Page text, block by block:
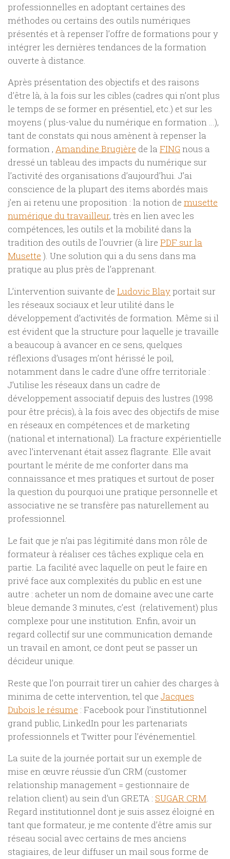
professionnelles en adoptant certaines des
méthodes ou certains des outils numériques
présentés et à repenser l’offre de formations pour y
intégrer les dernières tendances de la formation
ouverte à distance.
Après présentation des objectifs et des raisons
d’être là, à la fois sur les cibles (cadres qui n’ont plus
le temps de se former en présentiel, etc.) et sur les
moyens ( plus-value du numérique en formation …),
tant de constats qui nous amènent à repenser la
formation , Amandine Brugière de la FING nous a
dressé un tableau des impacts du numérique sur
l’activité des organisations d’aujourd’hui. J’ai
conscience de la plupart des items abordés mais
j’en ai retenu une proposition : la notion de musette
numérique du travailleur, très en lien avec les
compétences, les outils et la mobilité dans la
tradition des outils de l’ouvrier (à lire PDF sur la
Musette ). Une solution qui a du sens dans ma
pratique au plus près de l’apprenant.
L’intervention suivante de Ludovic Blayportait sur
les réseaux sociaux et leur utilité dans le
développement d’activités de formation. Même si il
est évident que la structure pour laquelle je travaille
a beaucoup à avancer en ce sens, quelques
réflexions d’usages m’ont hérissé le poil,
notamment dans le cadre d’une offre territoriale :
J’utilise les réseaux dans un cadre de
développement associatif depuis des lustres (1998
pour être précis), à la fois avec des objectifs de mise
en réseaux en compétences et de marketing
(national et international). La fracture expérientielle
avec l’intervenant était assez flagrante. Elle avait
pourtant le mérite de me conforter dans ma
connaissance et mes pratiques et surtout de poser
la question du pourquoi une pratique personnelle et
associative ne se transfère pas naturellement au
professionnel.
Le fait que je n’ai pas légitimité dans mon rôle de
formateur à réaliser ces tâches explique cela en
partie. La facilité avec laquelle on peut le faire en
privé face aux complexités du public en est une
autre : acheter un nom de domaine avec une carte
bleue demande 3 minutes, c’est (relativement) plus
complexe pour une institution. Enfin, avoir un
regard collectif sur une communication demande
un travail en amont, ce dont peut se passer un
décideur unique.
Reste que l’on pourrait tirer un cahier des charges à
minima de cette intervention, tel que Jacques
Dubois le résume : Facebook pour l’institutionnel
grand public, LinkedIn pour les partenariats
professionnels et Twitter pour l’événementiel.
La suite de la journée portait sur un exemple de
mise en œuvre réussie d’un CRM (customer
relationship management = gestionnaire de
relation client) au sein d’un GRETA : SUGAR CRM.
Regard institutionnel dont je suis assez éloigné en
tant que formateur, je me contente d’être amis sur
réseau social avec certains de mes anciens
stagiaires, de leur diffuser un mail sous forme de